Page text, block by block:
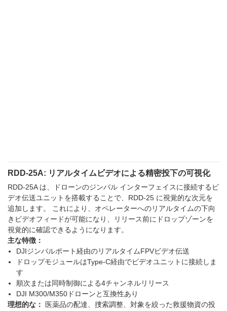
RDD-25A: リアルタイムビデオによる精密投下の可視化
RDD-25A は、ドローンのジンバル インターフェイスに接続するビ
デオ伝送ユニットを搭載することで、RDD-25 に視覚的な次元を
追加します。 これにより、オペレーターへのリアルタイムの下向
きビデオフィードが可能になり、リリース前にドロップゾーンを
視覚的に確認できるようになります。
主な特徴：
DJIジンバルポート経由のリアルタイムFPVビデオ伝送
ドロップモジュールはType-C経由でビデオユニットに接続しま
す
順次または同時制御による4チャンネルリリース
DJI M300/M350ドローンと互換性あり
理想的な：
医薬品の配達、捜索調整、対象を絞った救援物資の投